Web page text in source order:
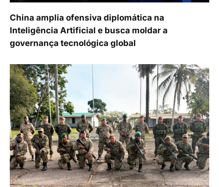
China amplia ofensiva diplomática na
Inteligência Artificial e busca moldar a
governança tecnológica global